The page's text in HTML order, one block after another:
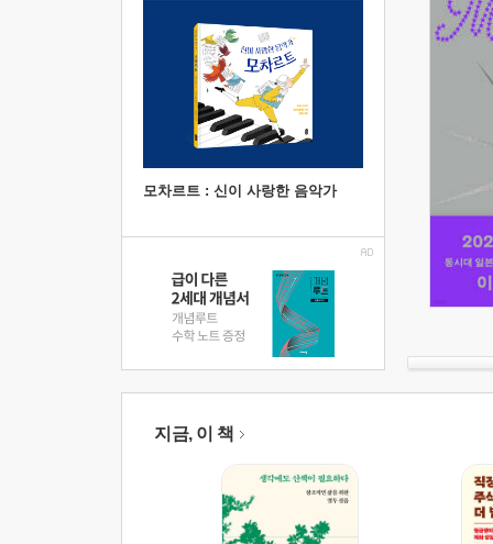
모차르트 : 신이 사랑한 음악가
지금, 이 책